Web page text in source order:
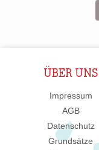
ÜBER UNS
Impressum
AGB
Datenschutz
Grundsätze